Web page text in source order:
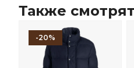
Также смотрят
-20%